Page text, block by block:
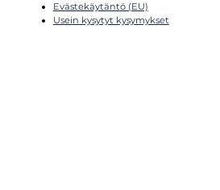
Evästekäytäntö (EU)
Usein kysytyt kysymykset